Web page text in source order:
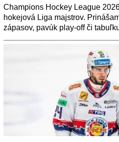
Champions Hockey League
hokejová Liga majstrov.
zápasov, pavúk play-off či